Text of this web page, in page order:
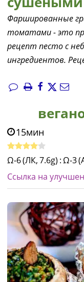
Фаршированные
томатами - это
рецепт песто с
ингредиентов.
15мин
Ω-6 (ЛК, 7.6g) :Ω-3
Ссылка на